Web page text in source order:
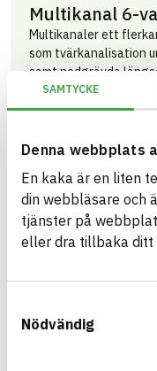
SAMTYCKE
Denna webbplats
En kaka är en liten
din webbläsare och
tjänster på
eller dra tillbaka ditt
Nödvändig
Multikanal 6-
Multikanaler ett
som tvärkanalisation
samt nedgrävda
Produktblad
Övriga
ARTIKEL­NUMMER
20299 Mark övrigt
GTIN
07340237506825
HÄLSO- OCH
MILJÖEFFEKTER – EPD